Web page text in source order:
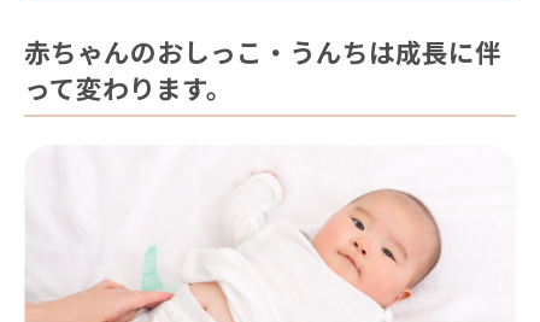
赤ちゃんのおしっこ・うんちは成長に伴
って変わります。